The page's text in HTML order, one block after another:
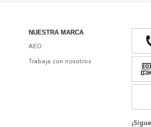
NUESTRA MARCA
AEO
Trabaja con nosotros